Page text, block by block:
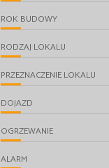
ROK BUDOWY
RODZAJ LOKALU
PRZEZNACZENIE LOKALU
DOJAZD
OGRZEWANIE
ALARM